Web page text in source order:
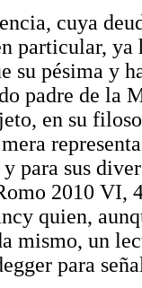
cuya
particular, ya
su pésima y
padre de la
en su
para sus
2010 VI,
quien,
mismo, un
para